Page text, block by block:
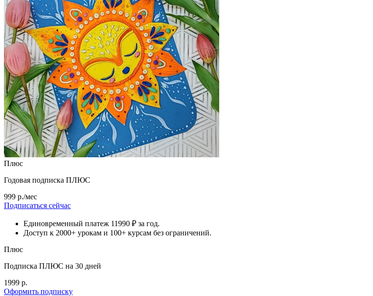
Плюс
Годовая подписка ПЛЮС
999 р./мес
Подписаться сейчас
Единовременный платеж 11990 ₽ за год.
Доступ к 2000+ урокам и 100+ курсам без ограничений.
Плюс
Подписка ПЛЮС на 30 дней
1999 р.
Оформить подписку